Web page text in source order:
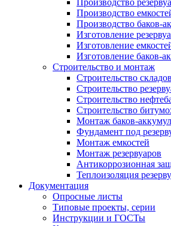
Производство
Производство
Производство баков-
Изготовление
Изготовление
Изготовление баков-
Строительство и монтаж
Строительство
Строительство
Строительство
Строительство
Монтаж баков-
Фундамент под
Монтаж емкостей
Монтаж резервуаров
Антикоррозионная
Теплоизоляция
Документация
Опросные листы
Типовые проекты, серии
Инструкции и ГОСТы